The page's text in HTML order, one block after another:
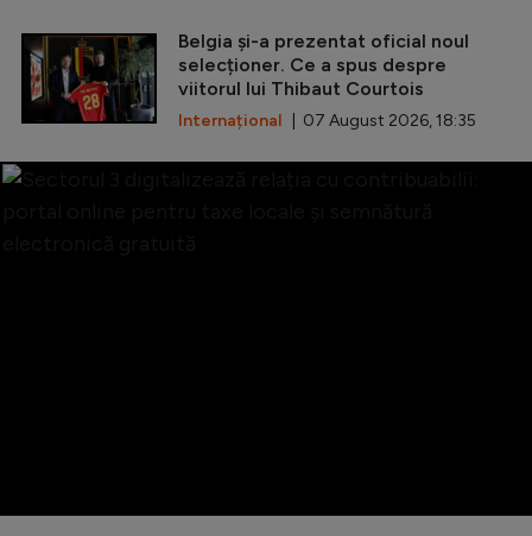
Belgia și-a prezentat oficial noul
selecționer. Ce a spus despre
viitorul lui Thibaut Courtois
Internațional | 07 August 2026, 18:35